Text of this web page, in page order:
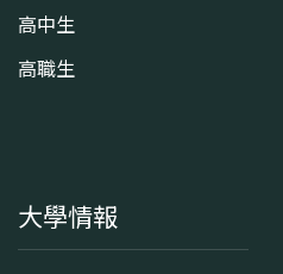
高中生
高職生
大學情報